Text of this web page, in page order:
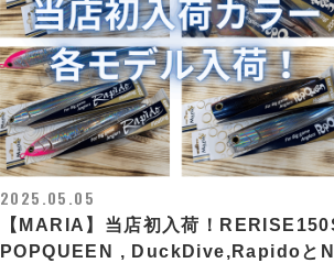
2025.05.05
【MARIA】当店初入荷！
POPQUEEN , DuckDive,Rapidoと